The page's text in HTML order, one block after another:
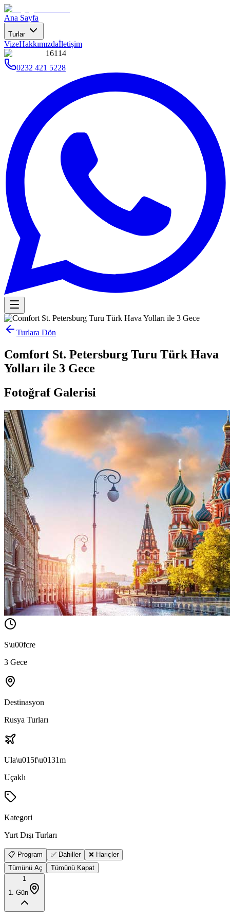
Ana Sayfa
Turlar
VizeHakkımızdaİletişim
16114
0232 421 5228
Turlara Dön
Comfort St. Petersburg Turu Türk Hava
Yolları ile 3 Gece
Fotoğraf Galerisi
S\u00fcre
3 Gece
Destinasyon
Rusya Turları
Ula\u015f\u0131m
Uçaklı
Kategori
Yurt Dışı Turları
📋 Program ✅ Dahiller
❌ Hariçler
Tümünü Aç
Tümünü Kapat
1
1
. Gün